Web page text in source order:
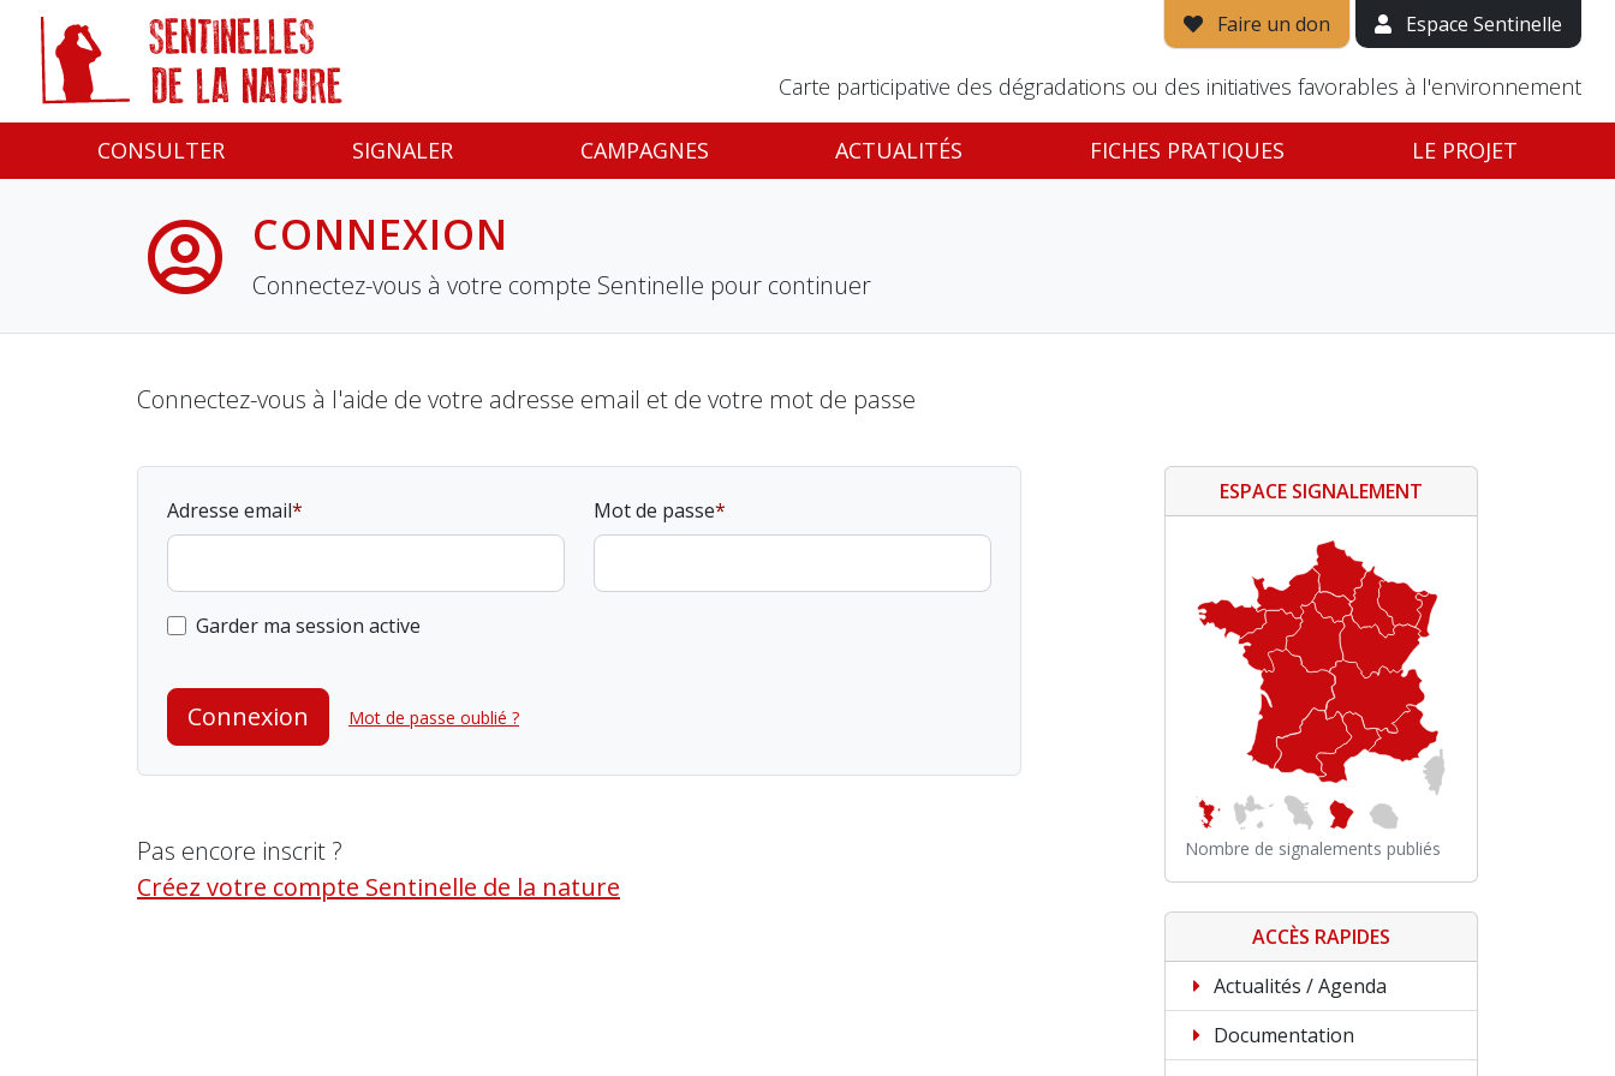
Faire un don Espace Sentinelle
Carte participative des dégradations ou des initiatives favorables à l'environnement
CONSULTER SIGNALER CAMPAGNES ACTUALITÉS FICHES PRATIQUES LE PROJET
CONNEXION
Connectez-vous à votre compte Sentinelle pour continuer
Connectez-vous à l'aide de votre adresse email et de votre mot de passe
Adresse email Mot de passe
Garder ma session active
Connexion Mot de passe oublié ?
Pas encore inscrit ?
Créez votre compte Sentinelle de la nature
ESPACE SIGNALEMENT
Nombre de signalements publiés
ACCÈS RAPIDES
Actualités / Agenda
Documentation
Panneau de gestion des cookies